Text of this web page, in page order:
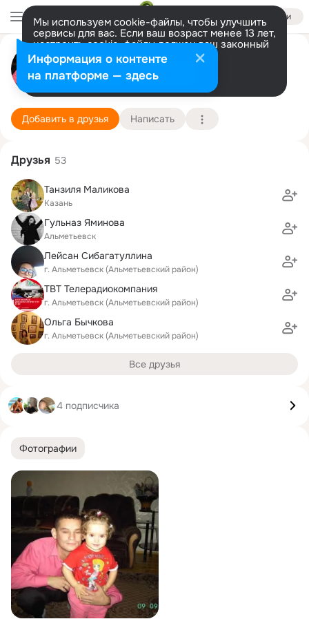
Войти
Мы используем cookie-файлы, чтобы улучшить
сервисы для вас. Если ваш возраст менее 13 лет,
настроить cookie-файлы должен ваш законный
представитель. Больше информации
Разрешить все Настроить
Ленар Маликов
Альметьевск
Татарская гимназия
Подробнее
Добавить в друзья Написать
Фотографии
Друзья 53
Танзиля Маликова
Казань
Гульназ Яминова
Альметьевск
Лейсан Сибагатуллина
г. Альметьевск (Альметьевский район)
ТВТ Телерадиокомпания
г. Альметьевск (Альметьевский район)
Ольга Бычкова
г. Альметьевск (Альметьевский район)
Все друзья
4 подписчика
Информация о контенте
на платформе — здесь